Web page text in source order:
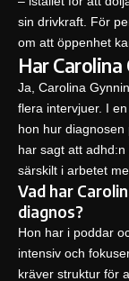
sin drivkraft. För
om att öppenhet
Har Carolina
Ja, Carolina
flera intervjuer. I
hon hur
har sagt att
särskilt i arbetet
Vad har
diagnos?
Hon har i poddar
intensiv och
kräver struktur för